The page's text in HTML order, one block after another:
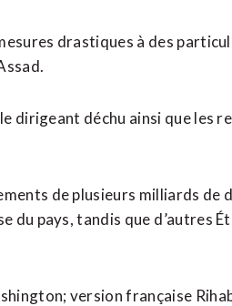
drastiques à des
dirigeant déchu ainsi que les
de plusieurs milliards de
du pays, tandis que ⁠d’autres
version française